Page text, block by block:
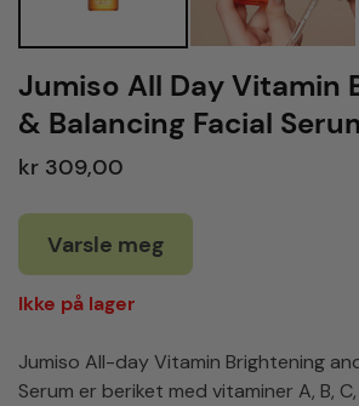
Jumiso All Day Vitamin
& Balancing Facial
kr 309,00
Varsle meg
Ikke på lager
Jumiso All-day Vitamin Brightening
Serum er beriket med vitaminer A, B, C,